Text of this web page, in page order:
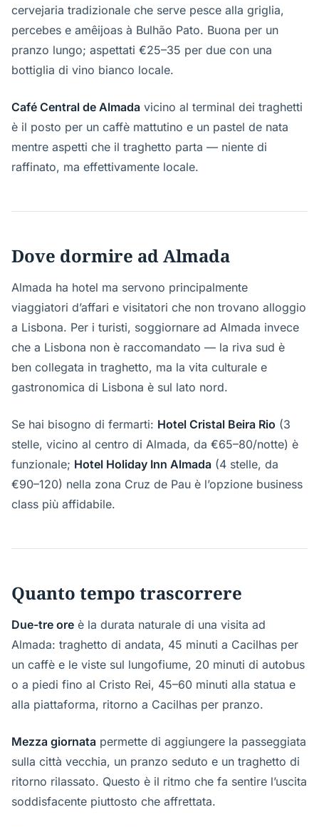
cervejaria tradizionale che serve pesce alla griglia,
percebes e amêijoas à Bulhão Pato. Buona per un
pranzo lungo; aspettati €25–35 per due con una
bottiglia di vino bianco locale.
Café Central de Almada vicino al terminal dei traghetti
è il posto per un caffè mattutino e un pastel de nata
mentre aspetti che il traghetto parta — niente di
raffinato, ma effettivamente locale.
Dove dormire ad Almada
Almada ha hotel ma servono principalmente
viaggiatori d’affari e visitatori che non trovano alloggio
a Lisbona. Per i turisti, soggiornare ad Almada invece
che a Lisbona non è raccomandato — la riva sud è
ben collegata in traghetto, ma la vita culturale e
gastronomica di Lisbona è sul lato nord.
Se hai bisogno di fermarti: Hotel Cristal Beira Rio (3
stelle, vicino al centro di Almada, da €65–80/notte) è
funzionale; Hotel Holiday Inn Almada (4 stelle, da
€90–120) nella zona Cruz de Pau è l’opzione business
class più affidabile.
Quanto tempo trascorrere
Due-tre ore è la durata naturale di una visita ad
Almada: traghetto di andata, 45 minuti a Cacilhas per
un caffè e le viste sul lungofiume, 20 minuti di autobus
o a piedi fino al Cristo Rei, 45–60 minuti alla statua e
alla piattaforma, ritorno a Cacilhas per pranzo.
Mezza giornata permette di aggiungere la passeggiata
sulla città vecchia, un pranzo seduto e un traghetto di
ritorno rilassato. Questo è il ritmo che fa sentire l’uscita
soddisfacente piuttosto che affrettata.